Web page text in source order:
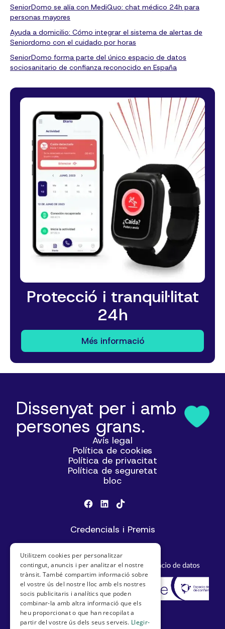
SeniorDomo se alía con MediQuo: chat médico 24h para
personas mayores
Ayuda a domicilio: Cómo integrar el sistema de alertas de
Seniordomo con el cuidado por horas
SeniorDomo forma parte del único espacio de datos
sociosanitario de confianza reconocido en España
Protecció i tranquil·litat
24h
Més informació
Dissenyat per i amb
persones grans.
Avís legal
Política de cookies
Política de privacitat
Política de seguretat
bloc
Credencials i Premis
Utilitzem cookies per personalitzar
contingut, anuncis i per analitzar el nostre
trànsit. També compartim informació sobre
el vostre ús del nostre lloc amb els nostres
socis publicitaris i analítics que poden
combinar-la amb altra informació que els
heu proporcionat o que han recopilat a
partir del vostre ús dels seus serveis. Llegir-